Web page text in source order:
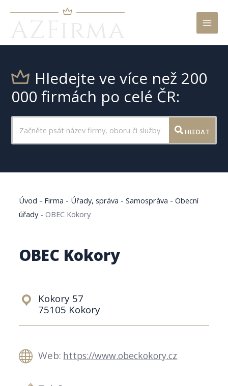
Hledejte ve více než 200
000 firmách po celé ČR:
HLEDAT
Úvod - Firma - Úřady, správa -Samospráva -Obecní
úřady-OBEC Kokory
OBEC Kokory
Kokory 57
75105 Kokory
Web: https://www.obeckokory.cz